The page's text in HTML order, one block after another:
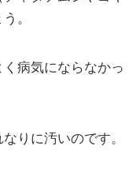
。
病気にならなかっ
りに汚いのです。